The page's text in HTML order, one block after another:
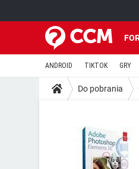
ANDROID TIKTOK GRY
Do pobrania